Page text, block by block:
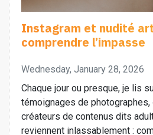
Instagram et nudité
comprendre l’impasse
Wednesday, January 28, 2026
Chaque jour ou presque, je lis
témoignages de
créateurs de contenus dits
reviennent inlassablement :